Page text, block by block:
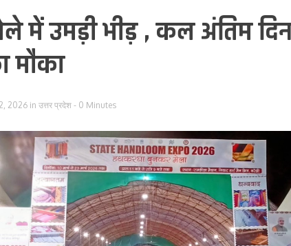
में उमड़ी भीड़ , कल अंतिम दिन
मौका
2026 in उत्तर प्रदेश - 0 Minutes